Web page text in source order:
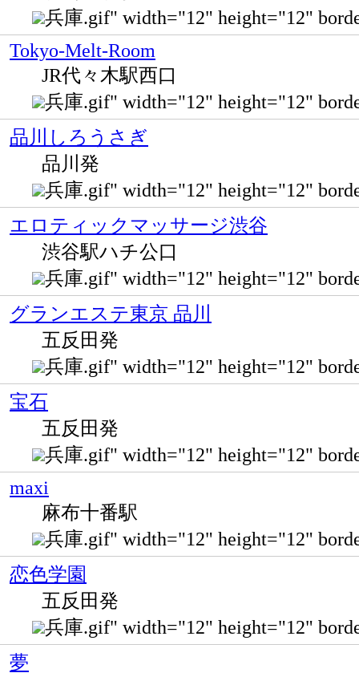
兵庫.gif" width="12" height="12"
Tokyo-Melt-Room
JR代々木駅西口
兵庫.gif" width="12" height="12"
品川しろうさぎ
品川発
兵庫.gif" width="12" height="12"
エロティックマッサージ渋谷
渋谷駅ハチ公口
兵庫.gif" width="12" height="12"
グランエステ東京 品川
五反田発
兵庫.gif" width="12" height="12"
宝石
五反田発
兵庫.gif" width="12" height="12"
maxi
麻布十番駅
兵庫.gif" width="12" height="12"
恋色学園
五反田発
兵庫.gif" width="12" height="12"
夢